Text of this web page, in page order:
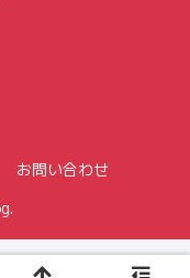
お問い合わせ